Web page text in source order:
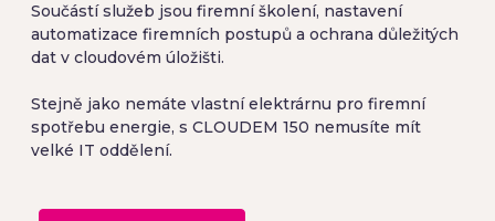
Součástí služeb jsou firemní školení, nastavení
automatizace firemních postupů a ochrana důležitých
dat v cloudovém úložišti.
Stejně jako nemáte vlastní elektrárnu pro firemní
spotřebu energie, s CLOUDEM 150 nemusíte mít
velké IT oddělení.